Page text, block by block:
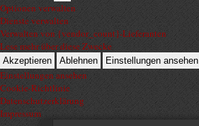
Optionen verwalten
Dienste verwalten
Verwalten von {vendor_count}-Lieferanten
Lese mehr über diese Zwecke
Akzeptieren Ablehnen Einstellungen ansehen
Einstellungen ansehen
Cookie-Richtlinie
Datenschutzerklärung
Impressum